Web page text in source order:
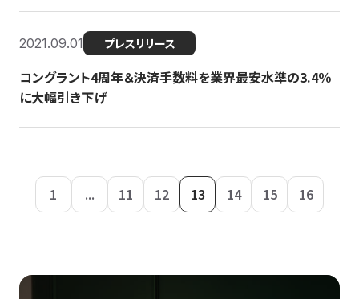
2021.09.01 プレスリリース
コングラント4周年＆決済手数料を業界最安水準の3.4％
に大幅引き下げ
1 ... 11 12 13 14 15 16